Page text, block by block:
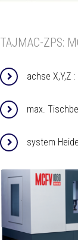
TAJMAC-ZPS:
achse X,Y,Z
max.
system